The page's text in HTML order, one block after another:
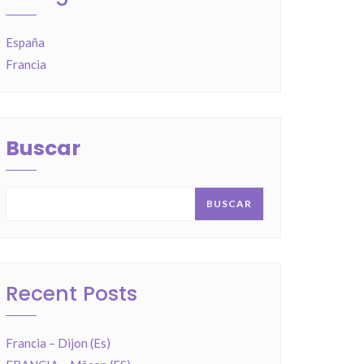
España
Francia
Buscar
BUSCAR
Recent Posts
Francia – Dijon (Es)